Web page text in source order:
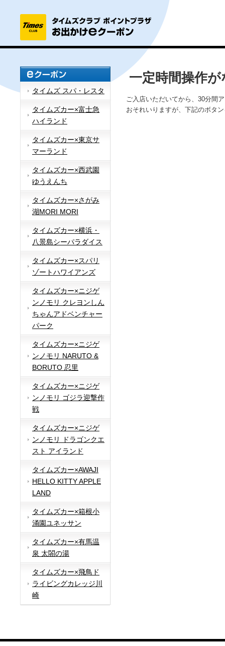
タイムズ スパ・レスタ
タイムズカー×富士急
ハイランド
タイムズカー×東京サ
マーランド
タイムズカー×西武園
ゆうえんち
タイムズカー×さがみ
湖MORI MORI
タイムズカー×横浜・
八景島シーパラダイス
タイムズカー×スパリ
ゾートハワイアンズ
タイムズカー×ニジゲ
ンノモリ クレヨンしん
ちゃんアドベンチャー
パーク
タイムズカー×ニジゲ
ンノモリ NARUTO &
BORUTO 忍里
タイムズカー×ニジゲ
ンノモリ ゴジラ迎撃作
戦
タイムズカー×ニジゲ
ンノモリ ドラゴンクエ
スト アイランド
タイムズカー×AWAJI
HELLO KITTY APPLE
LAND
タイムズカー×箱根小
涌園ユネッサン
タイムズカー×有馬温
泉 太閤の湯
タイムズカー×飛鳥ド
ライビングカレッジ川
崎
一定時間操作
ご入店いただいてから、30分間
おそれいりますが、下記のボタ